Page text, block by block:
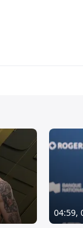
04:59,